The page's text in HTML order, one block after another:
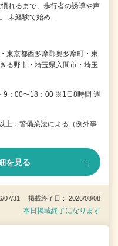
れるまで、歩行者の誘導や声
未経験で始め…
東京都西多摩郡奥多摩町・東
る野市・埼玉県入間市・埼玉
9：00〜18：00 ※1日8時間 週
上：警備業法による（例外事
を見る
07/31 掲載終了日： 2026/08/08
本日掲載終了になります